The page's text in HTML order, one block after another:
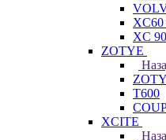
XC60
XC
ZOTYE
T600
XCITE